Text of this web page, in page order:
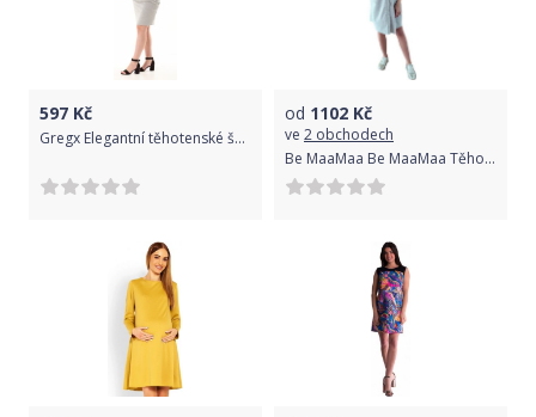
597 Kč
Gregx Elegantní těhotenské šaty bez rukávů - sv. šedá, Velikosti těh. moda XXXL (46)
od 1102 Kč
ve 2 obchodech
Be MaaMaa Be MaaMaa Těhotenské šaty/tunika dl. rukáv - černo/bílé